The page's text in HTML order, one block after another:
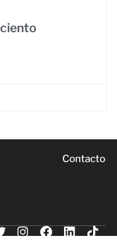
Contacto